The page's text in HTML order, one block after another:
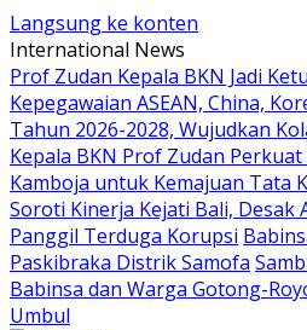
Langsung ke konten
International News
Prof Zudan Kepala BKN Jadi
Kepegawaian ASEAN, China,
Tahun 2026-2028, Wujudkan
Kepala BKN Prof Zudan
Kamboja untuk Kemajuan Tata
Soroti Kinerja Kejati Bali, Desak
Panggil Terduga Korupsi
Paskibraka Distrik Samofa
Babinsa dan Warga Gotong-
Umbul